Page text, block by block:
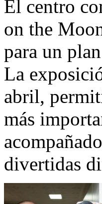
El centro
on the
para un
La
abril,
más
divertidas